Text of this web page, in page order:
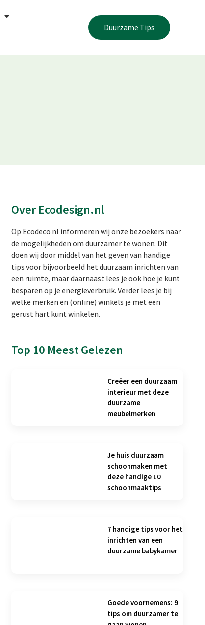
Duurzame Tips
Over Ecodesign.nl
Op Ecodeco.nl informeren wij onze bezoekers naar
de mogelijkheden om duurzamer te wonen. Dit
doen wij door middel van het geven van handige
tips voor bijvoorbeeld het duurzaam inrichten van
een ruimte, maar daarnaast lees je ook hoe je kunt
besparen op je energieverbruik. Verder lees je bij
welke merken en (online) winkels je met een
gerust hart kunt winkelen.
Top 10 Meest Gelezen
Creëer een duurzaam
interieur met deze
duurzame
meubelmerken
Je huis duurzaam
schoonmaken met
deze handige 10
schoonmaaktips
7 handige tips voor het
inrichten van een
duurzame babykamer
Goede voornemens: 9
tips om duurzamer te